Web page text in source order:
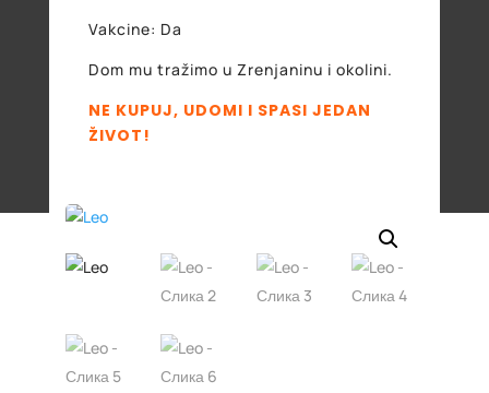
Vakcine: Da
Dom mu tražimo u Zrenjaninu i okolini.
NE KUPUJ, UDOMI I SPASI JEDAN
ŽIVOT!